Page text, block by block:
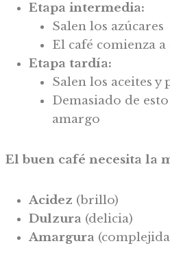
Etapa intermedia:
Salen los azúcares
El café comienza
Etapa tardía:
Salen los aceites
Demasiado de
amargo
El buen café necesita la
Acidez (brillo)
Dulzura (delicia)
Amargura